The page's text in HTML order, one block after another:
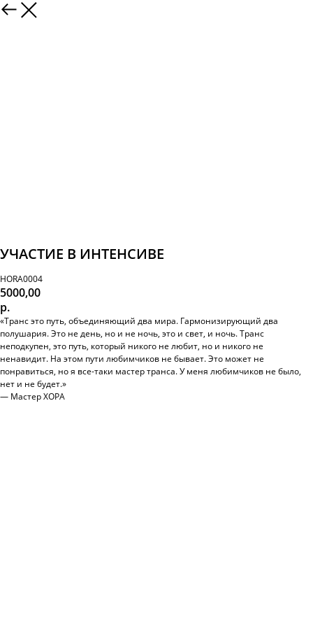
УЧАСТИЕ В ИНТЕНСИВЕ
HORA0004
5000,00
р.
«Транс это путь, объединяющий два мира. Гармонизирующий два
полушария. Это не день, но и не ночь, это и свет, и ночь. Транс
неподкупен, это путь, который никого не любит, но и никого не
ненавидит. На этом пути любимчиков не бывает. Это может не
понравиться, но я все-таки мастер транса. У меня любимчиков не было,
нет и не будет.»
— Мастер ХОРА